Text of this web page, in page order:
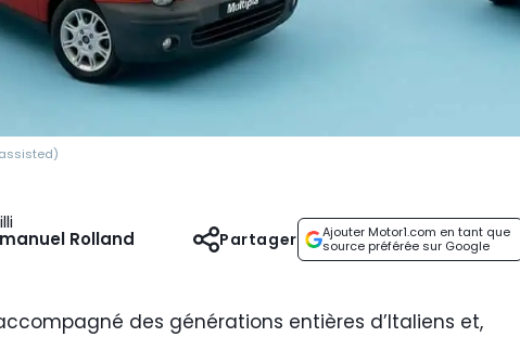
Rolland
Ajouter Motor1.com en tant que
source préférée sur Google
Partager
des générations entières d’Italiens et,